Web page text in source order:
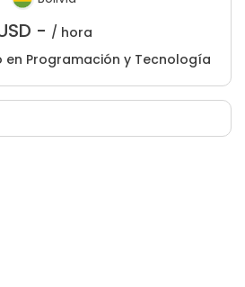
- / hora
en Programación y Tecnología